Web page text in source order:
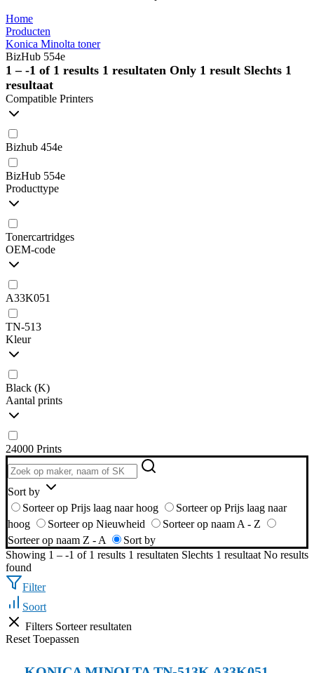
Home
Producten
Konica Minolta toner
BizHub 554e
1 – -1 of 1 results 1 resultaten Only 1 result Slechts 1
resultaat
Compatible Printers
Bizhub 454e
BizHub 554e
Producttype
Tonercartridges
OEM-code
A33K051
TN-513
Kleur
Black (K)
Aantal prints
24000 Prints
Sort by
Sorteer op Prijs laag naar hoog
Sorteer op Prijs laag naar
hoog
Sorteer op Nieuwheid
Sorteer op naam A - Z
Sorteer op naam Z - A
Sort by
Showing 1 – -1 of 1 results 1 resultaten Slechts 1 resultaat No results
found
Filter
Soort
Filters Sorteer resultaten
Reset Toepassen